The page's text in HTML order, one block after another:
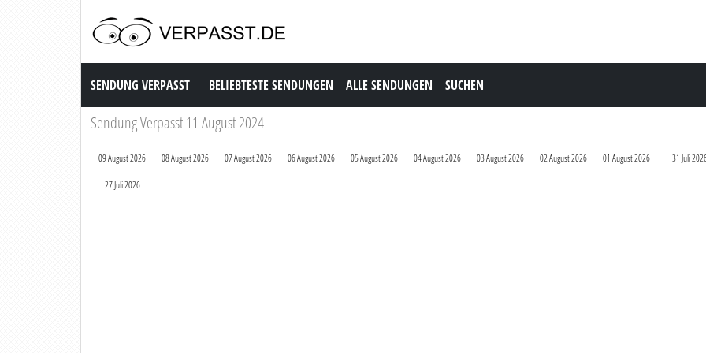
Sendung Verpasst
SENDUNG VERPASST BELIEBTESTE SENDUNGEN ALLE SENDUNGEN SUCHEN
Sendung Verpasst 11 August 2024
09 August 2026 08 August 2026 07 August 2026 06 August 2026 05 August 2026 04 August 2026 03 August 2026 02 August 2026 01 August 2026 31 Juli
27 Juli 2026